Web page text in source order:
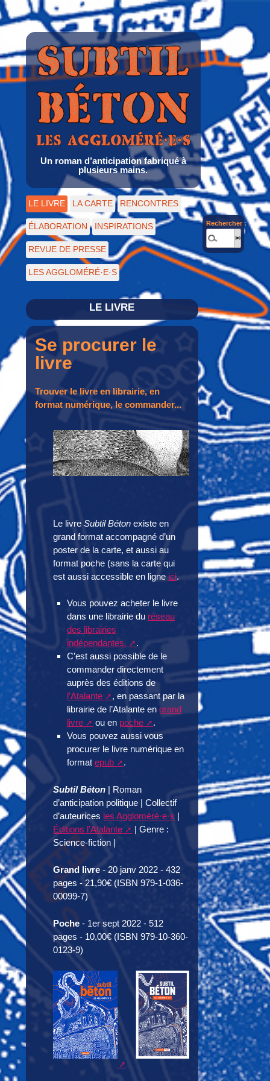
Un roman d’anticipation fabriqué à
plusieurs mains.
LE LIVRE LA CARTE RENCONTRES
ÉLABORATION INSPIRATIONS
REVUE DE PRESSE
LES AGGLOMÉRÉ·E·S
Rechercher :
LE LIVRE
Se procurer le
livre
Trouver le livre en librairie, en
format numérique, le commander...
Le livreSubtil Béton existe en
grand format accompagné d’un
poster de la carte, et aussi au
format poche (sans la carte qui
est aussi accessible en ligneici.
Vous pouvez acheter le livre
dans une librairie du réseau
des librairies
indépendantes.
.
C’est aussi possible de le
commander directement
auprès des éditions de
l’Atalante
, en passant par la
librairie de l’Atalante engrand
livre
ou en poche
.
Vous pouvez aussi vous
procurer le livre numérique en
formatepub .
Subtil Béton | Roman
d’anticipation politique | Collectif
d’auteurices les Aggloméré·e·s |
Éditions l’Atalante
| Genre :
Science-fiction |
Grand livre - 20 janv 2022 - 432
pages - 21,90€ (ISBN 979-1-036-
00099-7)
Poche - 1er sept 2022 - 512
pages - 10,00€ (ISBN 979-10-360-
0123-9)